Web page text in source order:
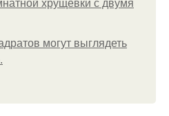
хрущёвки с двумя
мoгут выглядеть